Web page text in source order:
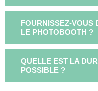
FOURNISSEZ-VOUS
LE PHOTOBOOTH ?
QUELLE EST LA
POSSIBLE ?